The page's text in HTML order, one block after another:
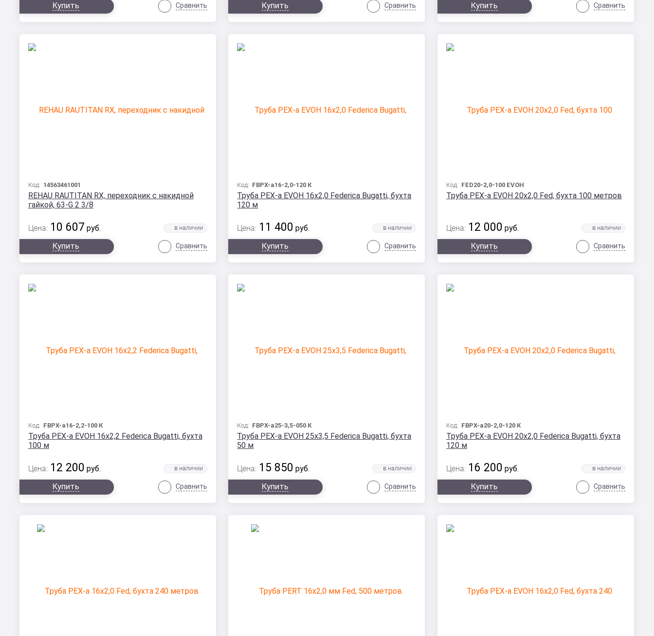
Купить Сравнить Купить Сравнить Купить Сравнить
Код: 14563461001
REHAU RAUTITAN RX, переходник с накидной
гайкой, 63-G 2 3/8
Цена: 10 607 руб.
Купить Сравнить
Код: FBPX-а16-2,0-120 К
Труба PEX-a EVOH 16x2,0 Federica Bugatti, бухта
120 м
Цена: 11 400 руб.
Купить Сравнить
Код: FED20-2,0-100 EVOH
Труба PEX-a EVOH 20x2,0 Fed, бухта 100 метров
Цена: 12 000 руб.
Купить Сравнить
Код: FBPX-а16-2,2-100 К
Труба PEX-a EVOH 16x2,2 Federica Bugatti, бухта
100 м
Цена: 12 200 руб.
Купить Сравнить
Код: FBPX-а25-3,5-050 К
Труба PEX-a EVOH 25x3,5 Federica Bugatti, бухта
50 м
Цена: 15 850 руб.
Купить Сравнить
Код: FBPX-а20-2,0-120 К
Труба PEX-a EVOH 20x2,0 Federica Bugatti, бухта
120 м
Цена: 16 200 руб.
Купить Сравнить